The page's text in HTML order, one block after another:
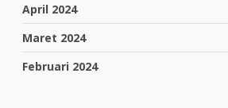
April 2024
Maret 2024
Februari 2024